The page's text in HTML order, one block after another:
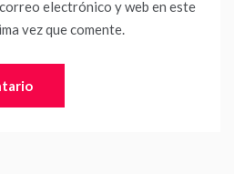
electrónico y web en este
vez que comente.